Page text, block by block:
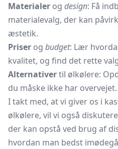
Materialer og design: Få
materialevalg, der kan
æstetik.
Priser og budget: Lær
kvalitet, og find det rette
Alternativertil ølkølere:
du måske ikke har overvejet.
I takt med, at vi giver os i
ølkølere, vil vi også diskutere
der kan opstå ved brug af
hvordan man bedst